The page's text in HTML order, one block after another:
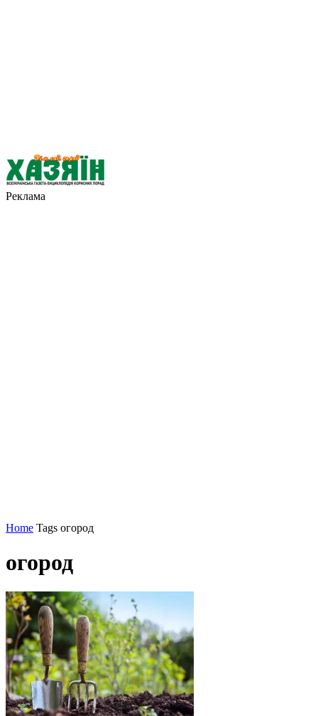
Реклама
Home Tags огород
огород